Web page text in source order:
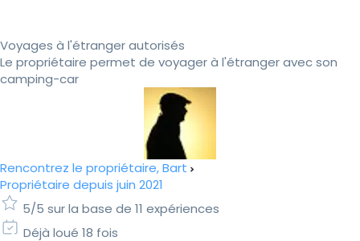
Voyages à l'étranger autorisés
Le propriétaire permet de voyager à l'étranger avec son
camping-car
Rencontrez le propriétaire, Bart
Propriétaire depuis juin 2021
5/5 sur la base de 11 expériences
Déjà loué 18 fois